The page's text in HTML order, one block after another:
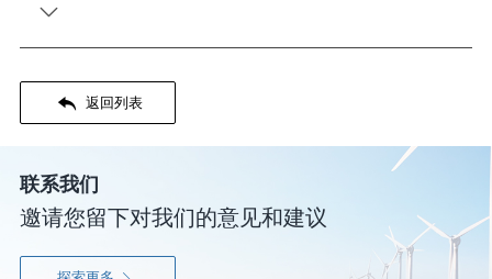

 返回列表
联系我们
邀请您留下对我们的意见和建议